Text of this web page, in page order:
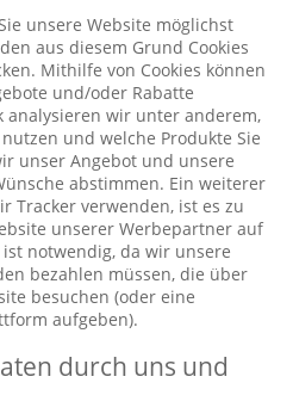
unsere Website möglichst
aus diesem Grund Cookies
Mithilfe von Cookies können
und/oder Rabatte
analysieren wir unter anderem,
und welche Produkte Sie
unser Angebot und unsere
abstimmen. Ein weiterer
Tracker verwenden, ist es zu
unserer Werbepartner auf
notwendig, da wir unsere
bezahlen müssen, die über
besuchen (oder eine
aufgeben).
durch uns und